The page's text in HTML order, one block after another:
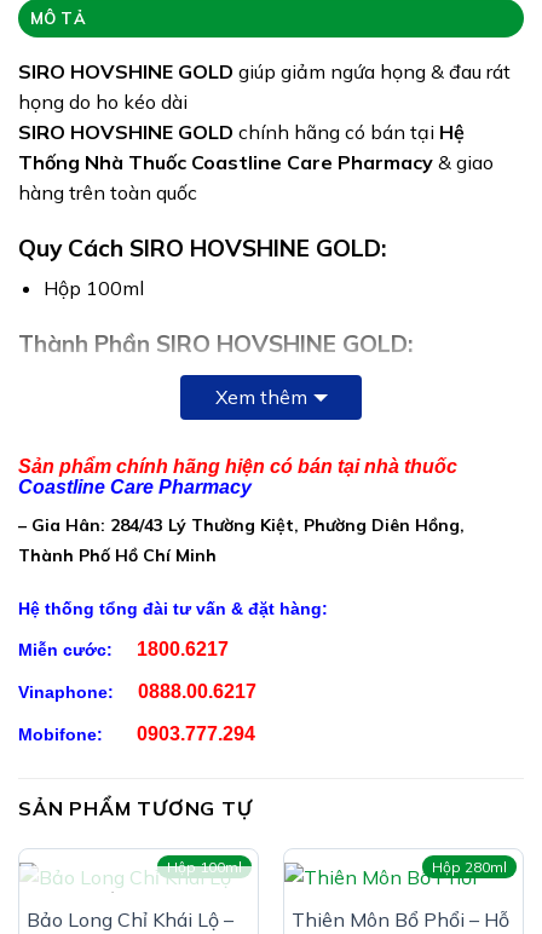
Tình trạng hàng: Hết hàng
MÔ TẢ
SIRO HOVSHINE GOLD giúp giảm ngứa họng & đau rát
họng do ho kéo dài
SIRO HOVSHINE GOLD chính hãng có bán tại Hệ
Thống Nhà Thuốc Coastline Care Pharmacy & giao
hàng trên toàn quốc
Quy Cách SIRO HOVSHINE GOLD:
Hộp 100ml
Thành Phần SIRO HOVSHINE GOLD:
Trong 100ml sirô có chứa:
Cao khô cơm cháy:…………………………………………5000mg
Cao thục quỳ:…………………………………………………2750mg
700mg (Nhập khẩu Thổ Nhĩ Kỳ)
(Gồm hỗn hợp cao: Mạch môn: 25%, Bướm bạc: 30%,
Cát cánh: 15%, Bách bộ: 30%)
Cao cỏ xạ hương:…………………………………………….400mg
Bromelain:…………………………………………………….312,5mg
Phụ liệu: Đường Sucralose, nước tinh khiết, nipagin,
Công Dụng SIRO HOVSHINE GOLD:
Xem thêm
Sản phẩm chính hãng hiện có bán tại nhà thuốc
Coastline Care Pharmacy
– Gia Hân: 284/43 Lý Thường Kiệt, Phường Diên Hồng,
Thành Phố Hồ Chí Minh
Hệ thống tổng đài tư vấn & đặt hàng:
Miễn cước: 1800.6217
Vinaphone: 0888.00.6217
Mobifone: 0903.777.294
SẢN PHẨM TƯƠNG TỰ
Hộp 100ml
Bảo Long Chỉ Khái Lộ –
Hộp 280ml
Thiên Môn Bổ Phổi – Hỗ